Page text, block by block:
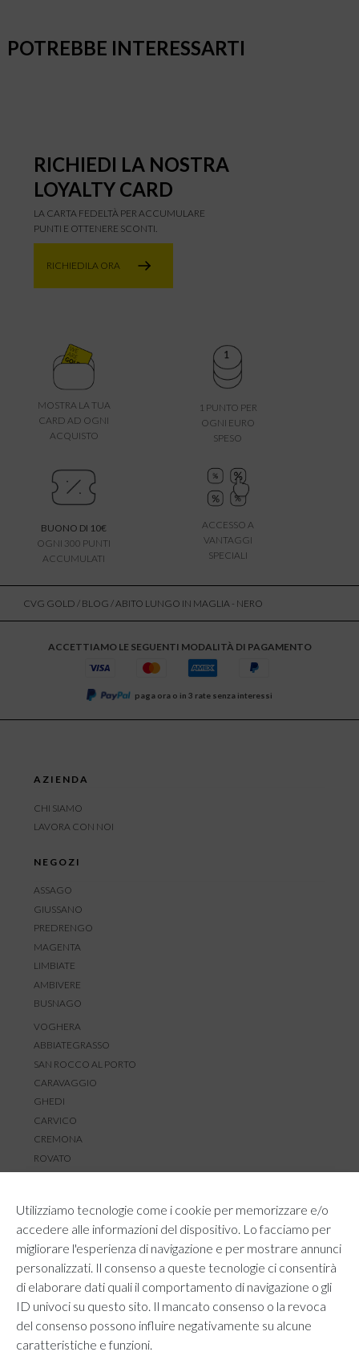
Utilizziamo tecnologie come i cookie per memorizzare e/o
accedere alle informazioni del dispositivo. Lo facciamo per
migliorare l'esperienza di navigazione e per mostrare annunci
personalizzati. Il consenso a queste tecnologie ci consentirà
di elaborare dati quali il comportamento di navigazione o gli
ID univoci su questo sito. Il mancato consenso o la revoca
del consenso possono influire negativamente su alcune
caratteristiche e funzioni.
POTREBBE INTERESSARTI
RICHIEDI LA NOSTRA
LOYALTY CARD
LA CARTA FEDELTÀ PER ACCUMULARE
PUNTI E OTTENERE SCONTI.
RICHIEDILA ORA
MOSTRA LA TUA
CARD AD OGNI
ACQUISTO
1 PUNTO PER
OGNI EURO
SPESO
BUONO DI 10€
OGNI 300 PUNTI
ACCUMULATI
ACCESSO A
VANTAGGI
SPECIALI
CVG GOLD / BLOG / ABITO LUNGO IN MAGLIA - NERO
ACCETTIAMO LE SEGUENTI MODALITÀ DI PAGAMENTO
paga ora o in 3 rate senza interessi
AZIENDA
CHI SIAMO
LAVORA CON NOI
NEGOZI
ASSAGO
GIUSSANO
PREDRENGO
MAGENTA
LIMBIATE
AMBIVERE
BUSNAGO
VOGHERA
ABBIATEGRASSO
SAN ROCCO AL PORTO
CARAVAGGIO
GHEDI
CARVICO
CREMONA
ROVATO
RESI E RIMBORSI
REGOLAMENTO LOYALTY
CONTATTACI